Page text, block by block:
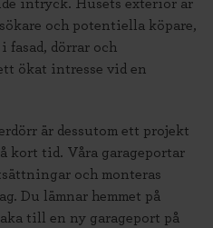
intryck. Husets exteriör är
och potentiella köpare,
dörrar och
ökat intresse vid en
är dessutom ett projekt
kort tid. Våra garageportar
och monteras
Du lämnar hemmet på
till en ny garageport på